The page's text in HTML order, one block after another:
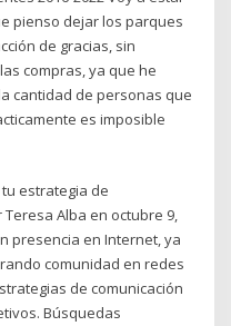
pienso dejar los parques
de gracias, sin
compras, ya que he
cantidad de personas que
es imposible
estrategia de
Alba en octubre 9,
presencia en Internet, ya
comunidad en redes
de comunicación
Búsquedas